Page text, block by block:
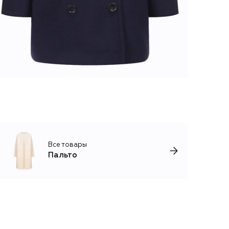
Все товары
Пальто